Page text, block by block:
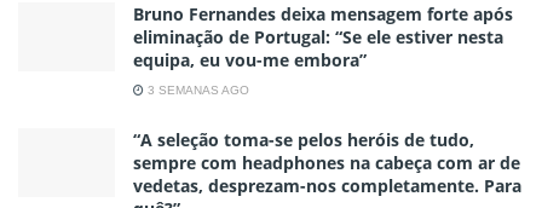
Bruno Fernandes deixa mensagem forte após
eliminação de Portugal: “Se ele estiver nesta
equipa, eu vou-me embora”
3 SEMANAS AGO
“A seleção toma-se pelos heróis de tudo,
sempre com headphones na cabeça com ar de
vedetas, desprezam-nos completamente. Para